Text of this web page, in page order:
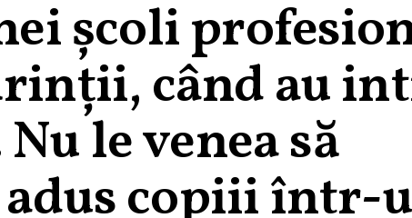
școli
când au
le venea să
adus copiii într-